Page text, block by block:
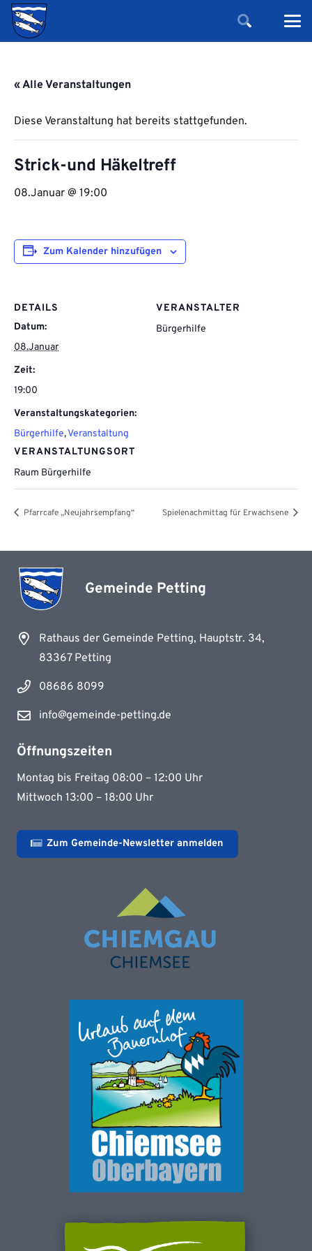
« Alle Veranstaltungen
Diese Veranstaltung hat bereits stattgefunden.
Strick-und Häkeltreff
08.Januar @ 19:00
Zum Kalender hinzufügen
DETAILS
Datum:
08.Januar
Zeit:
19:00
Veranstaltungskategorien:
Bürgerhilfe,Veranstaltung
VERANSTALTUNGSORT
Raum Bürgerhilfe
VERANSTALTER
Bürgerhilfe
Pfarrcafe „Neujahrsempfang“ Spielenachmittag für Erwachsene
Gemeinde Petting
Rathaus der Gemeinde Petting, Hauptstr. 34,
83367 Petting
08686 8099
info@gemeinde-petting.de
Öffnungszeiten
Montag bis Freitag 08:00 – 12:00 Uhr
Mittwoch 13:00 – 18:00 Uhr
Zum Gemeinde-Newsletter anmelden